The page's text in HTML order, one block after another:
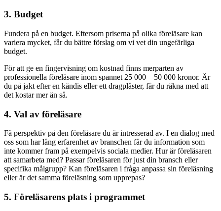
3. Budget
Fundera på en budget. Eftersom priserna på olika föreläsare kan
variera mycket, får du bättre förslag om vi vet din ungefärliga
budget.
För att ge en fingervisning om kostnad finns merparten av
professionella föreläsare inom spannet 25 000 – 50 000 kronor. Är
du på jakt efter en kändis eller ett dragplåster, får du räkna med att
det kostar mer än så.
4. Val av föreläsare
Få perspektiv på den föreläsare du är intresserad av. I en dialog med
oss som har lång erfarenhet av branschen får du information som
inte kommer fram på exempelvis sociala medier. Hur är föreläsaren
att samarbeta med? Passar föreläsaren för just din bransch eller
specifika målgrupp? Kan föreläsaren i fråga anpassa sin föreläsning
eller är det samma föreläsning som upprepas?
5. Föreläsarens plats i programmet